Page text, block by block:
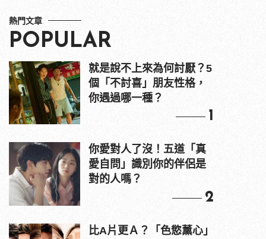
熱門文章
POPULAR
就是說不上來為何討厭？5
個「不討喜」朋友性格，
你遇過哪一種？
1
你愛對人了沒！五道「真
愛自問」識別你的伴侶是
對的人嗎？
2
比A片更Ａ？「色慾薰心」